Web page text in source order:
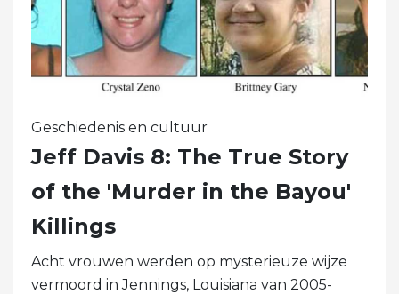
Geschiedenis en cultuur
Jeff Davis 8: The True Story
of the 'Murder in the Bayou'
Killings
Acht vrouwen werden op mysterieuze wijze
vermoord in Jennings, Louisiana van 2005-